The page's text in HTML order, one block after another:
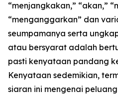
“menjangkakan,” “akan,”
“menganggarkan” dan
seumpamanya serta
atau bersyarat adalah
pasti kenyataan pandang
Kenyataan sedemikian,
siaran ini mengenai